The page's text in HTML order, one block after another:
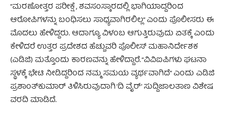
“ಮರಣೋತ್ತರ ಪರೀಕ್ಷೆ, ಶವಸಂಸ್ಕಾರದಲ್ಲಿ ಭಾಗಿಯಾದ್ದರಿಂದ
ಆರೋಪಿಗಳನ್ನು ಬಂಧಿಸಲು ಸಾಧ್ಯವಾಗಿರಲಿಲ್ಲ” ಎಂದು ಪೊಲೀಸರು ಈ
ಮೊದಲು ಹೇಳಿದ್ದರು. ಆದಾಗ್ಯೂ ವಿಳಂಬ ಆಗುತ್ತಿರುವುದು ಏತಕ್ಕೆ ಎಂದು
ಕೇಳಿದರೆ ಉತ್ತರ ಪ್ರದೇಶದ ಹೆಚ್ಚುವರಿ ಪೊಲೀಸ್ ಮಹಾನಿರ್ದೇಶಕ
(ಎಡಿಜಿ) ಮತ್ತೊಂದು ಕಾರಣವನ್ನು ಹೇಳಿದ್ದಾರೆ. “ವಿವಿಐಪಿಗಳು ಘಟನಾ
ಸ್ಥಳಕ್ಕೆ ಭೇಟಿ ನೀಡಿದ್ದರಿಂದ ನಮ್ಮ ಸಮಯ ವ್ಯರ್ಥವಾಗಿದೆ” ಎಂದು ಎಡಿಜಿ
ಪ್ರಶಾಂತ್‌ಕುಮಾರ್‌ ತಿಳಿಸಿರುವುದಾಗಿ ‘ದಿ ವೈರ್‌’ ಸುದ್ದಿಜಾಲತಾಣ ವಿಶೇಷ
ವರದಿ ಮಾಡಿದೆ.